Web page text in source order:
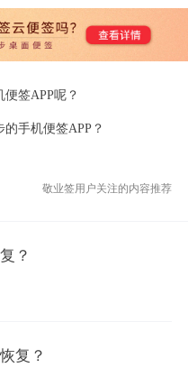
签APP呢？
手机便签APP？
敬业签用户关注的内容推荐
？
复？